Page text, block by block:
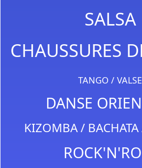
SALSA
CHAUSSURES
TANGO / VALSE
DANSE
KIZOMBA /